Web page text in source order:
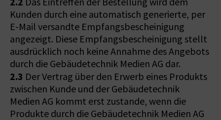
Kunden durch eine automatisch generierte, per
E-Mail versandte Empfangsbescheinigung
angezeigt. Diese Empfangsbescheinigung stellt
ausdrücklich noch keine Annahme des Angebots
durch die Gebäudetechnik Medien AG dar.
2.3 Der Vertrag über den Erwerb eines Produkts
zwischen Kunde und der Gebäudetechnik
Medien AG kommt erst zustande, wenn die
Produkte durch die Gebäudetechnik Medien AG